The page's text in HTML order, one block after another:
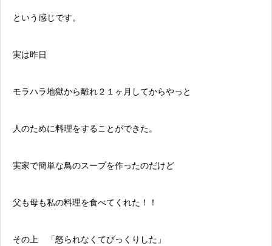
という感じです。
実は昨日
モラハラ地獄から離れ２１ヶ月してからやっと
人のために料理をすることができた。
実家で簡単な鳥のスープを作ったのだけど
父も母も私の料理を食べてくれた！！
その上 「怒られなくてびっくりした」